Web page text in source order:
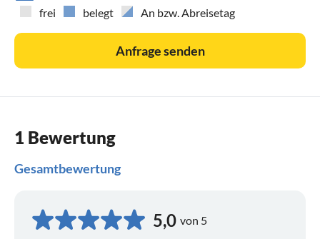
frei
belegt An bzw. Abreisetag
Anfrage senden
1 Bewertung
Gesamtbewertung
5,0 von 5